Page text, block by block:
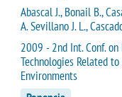
Abascal J., Bonail B.,
A. Sevillano J. L.,
2009 - 2nd Int. Conf.
Technologies Related
Environments